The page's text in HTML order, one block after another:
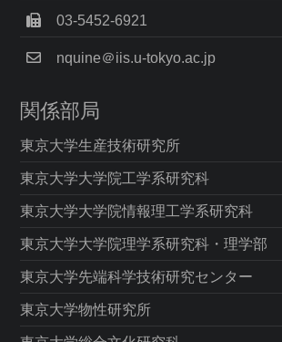
03-5452-6921
nquine＠iis.u-tokyo.ac.jp
関係部局
東京大学生産技術研究所
東京大学大学院工学系研究科
東京大学大学院情報理工学系研究科
東京大学大学院理学系研究科・理学部
東京大学先端科学技術研究センター
東京大学物性研究所